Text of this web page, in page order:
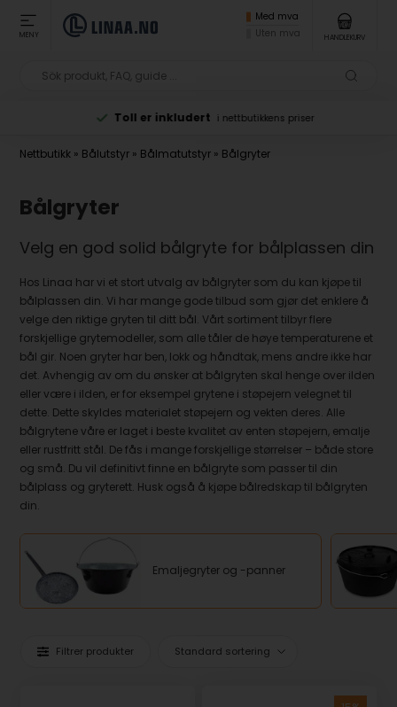
MENY
Med mva
Uten mva
HANDLEKURV
Toll er inkludert i nettbutikkens priser
Nettbutikk » Bålutstyr » Bålmatutstyr » Bålgryter
Bålgryter
Velg en god solid bålgryte for bålplassen din
Hos Linaa har vi et stort utvalg av bålgryter som du kan kjøpe til
bålplassen din. Vi har mange gode tilbud som gjør det enklere å
velge den riktige gryten til ditt bål. Vårt sortiment tilbyr flere
forskjellige grytemodeller, som alle tåler de høye temperaturene et
bål gir. Noen gryter har ben, lokk og håndtak, mens andre ikke har
det. Avhengig av om du ønsker at bålgryten skal henge over ilden
eller være i ilden, er for eksempel grytene i støpejern velegnet til
dette. Dette skyldes materialet støpejern og vekten deres. Alle
bålgrytene våre er laget i beste kvalitet av enten støpejern, emalje
eller rustfritt stål. De fås i mange forskjellige størrelser – både store
og små. Du vil definitivt finne en bålgryte som passer til din
bålplass og gryterett. Husk også å kjøpe bålredskap til bålgryten
din.
Emaljegryter og -panner
Filtrer produkter